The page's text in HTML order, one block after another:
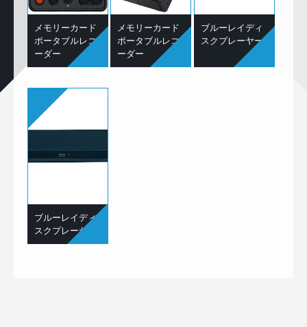
メモリーカード
ポータブルレコ
ーダー
メモリーカード
ポータブルレコ
ーダー
ブルーレイディ
スクプレーヤー
ブルーレイディ
スクプレーヤー